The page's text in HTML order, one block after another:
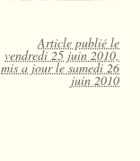
Article publié le
vendredi 25 juin 2010,
mis a jour le samedi 26
juin 2010